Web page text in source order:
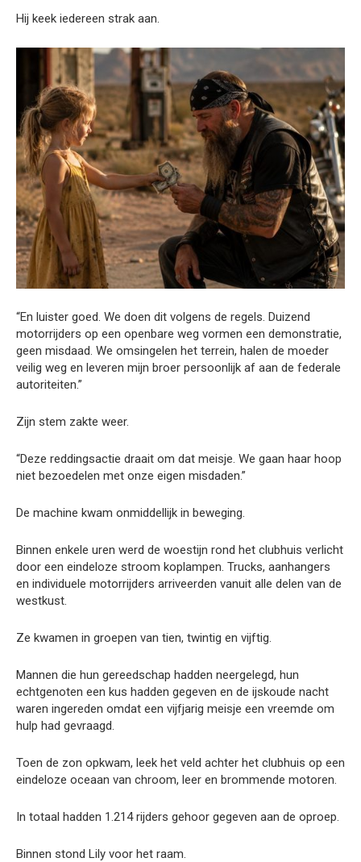
Hij keek iedereen strak aan.
“En luister goed. We doen dit volgens de regels. Duizend
motorrijders op een openbare weg vormen een demonstratie,
geen misdaad. We omsingelen het terrein, halen de moeder
veilig weg en leveren mijn broer persoonlijk af aan de federale
autoriteiten.”
Zijn stem zakte weer.
“Deze reddingsactie draait om dat meisje. We gaan haar hoop
niet bezoedelen met onze eigen misdaden.”
De machine kwam onmiddellijk in beweging.
Binnen enkele uren werd de woestijn rond het clubhuis verlicht
door een eindeloze stroom koplampen. Trucks, aanhangers
en individuele motorrijders arriveerden vanuit alle delen van de
westkust.
Ze kwamen in groepen van tien, twintig en vijftig.
Mannen die hun gereedschap hadden neergelegd, hun
echtgenoten een kus hadden gegeven en de ijskoude nacht
waren ingereden omdat een vijfjarig meisje een vreemde om
hulp had gevraagd.
Toen de zon opkwam, leek het veld achter het clubhuis op een
eindeloze oceaan van chroom, leer en brommende motoren.
In totaal hadden 1.214 rijders gehoor gegeven aan de oproep.
Binnen stond Lily voor het raam.